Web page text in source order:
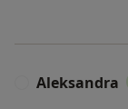
Aleksandra